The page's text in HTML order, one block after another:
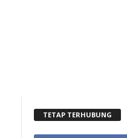
TETAP TERHUBUNG